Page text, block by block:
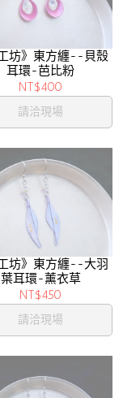
工坊》東方纏--貝殼
耳環-芭比粉
NT$400
請洽現場
工坊》東方纏--大羽
葉耳環-薰衣草
NT$450
請洽現場